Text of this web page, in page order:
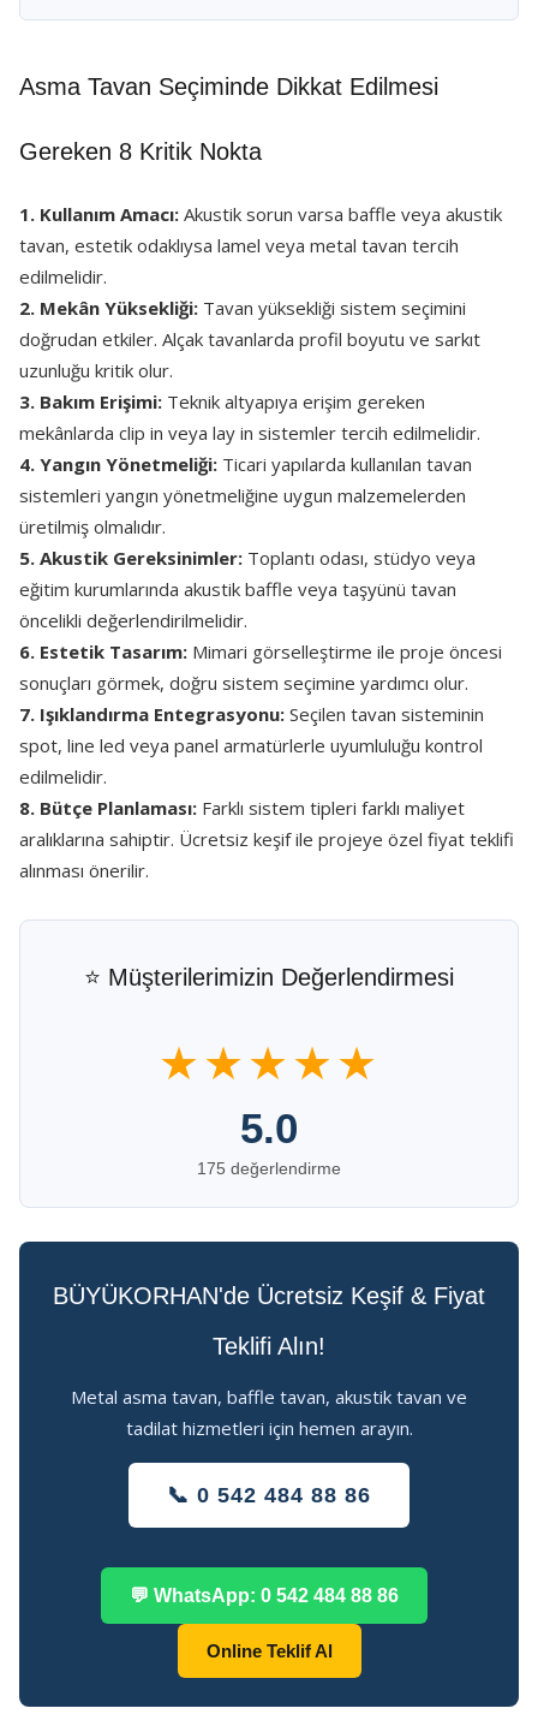
Asma Tavan Seçiminde Dikkat Edilmesi
Gereken 8 Kritik Nokta
1. Kullanım Amacı: Akustik sorun varsa baffle veya akustik
tavan, estetik odaklıysa lamel veya metal tavan tercih
edilmelidir.
2. Mekân Yüksekliği: Tavan yüksekliği sistem seçimini
doğrudan etkiler. Alçak tavanlarda profil boyutu ve sarkıt
uzunluğu kritik olur.
3. Bakım Erişimi: Teknik altyapıya erişim gereken
mekânlarda clip in veya lay in sistemler tercih edilmelidir.
4. Yangın Yönetmeliği: Ticari yapılarda kullanılan tavan
sistemleri yangın yönetmeliğine uygun malzemelerden
üretilmiş olmalıdır.
5. Akustik Gereksinimler: Toplantı odası, stüdyo veya
eğitim kurumlarında akustik baffle veya taşyünü tavan
öncelikli değerlendirilmelidir.
6. Estetik Tasarım: Mimari görselleştirme ile proje öncesi
sonuçları görmek, doğru sistem seçimine yardımcı olur.
7. Işıklandırma Entegrasyonu: Seçilen tavan sisteminin
spot, line led veya panel armatürlerle uyumluluğu kontrol
edilmelidir.
8. Bütçe Planlaması: Farklı sistem tipleri farklı maliyet
aralıklarına sahiptir. Ücretsiz keşif ile projeye özel fiyat teklifi
alınması önerilir.
⭐ Müşterilerimizin Değerlendirmesi
★★★★★
5.0
175 değerlendirme
BÜYÜKORHAN'de Ücretsiz Keşif & Fiyat
Teklifi Alın!
Metal asma tavan, baffle tavan, akustik tavan ve
tadilat hizmetleri için hemen arayın.
📞 0 542 484 88 86
💬 WhatsApp: 0 542 484 88 86
Online Teklif Al